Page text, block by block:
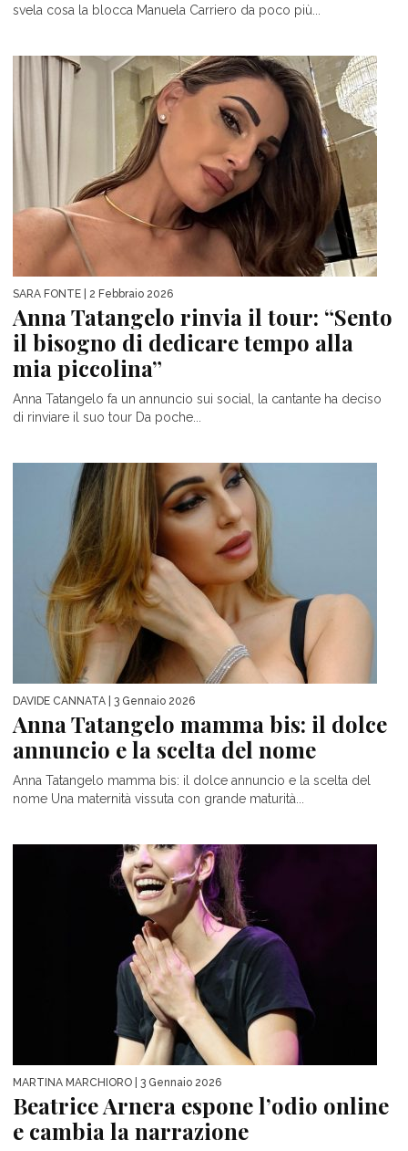
svela cosa la blocca Manuela Carriero da poco più...
SARA FONTE | 2 Febbraio 2026
Anna Tatangelo rinvia il tour: “Sento
il bisogno di dedicare tempo alla
mia piccolina”
Anna Tatangelo fa un annuncio sui social, la cantante ha deciso
di rinviare il suo tour Da poche...
DAVIDE CANNATA | 3 Gennaio 2026
Anna Tatangelo mamma bis: il dolce
annuncio e la scelta del nome
Anna Tatangelo mamma bis: il dolce annuncio e la scelta del
nome Una maternità vissuta con grande maturità...
MARTINA MARCHIORO | 3 Gennaio 2026
Beatrice Arnera espone l’odio online
e cambia la narrazione